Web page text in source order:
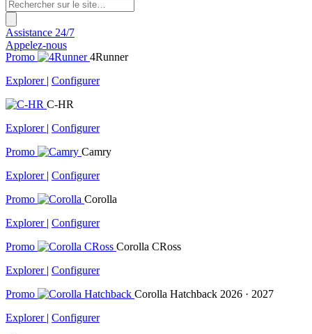
Assistance 24/7
Appelez-nous
Promo
4Runner
Explorer | Configurer
C-HR
Explorer | Configurer
Promo
Camry
Explorer | Configurer
Promo
Corolla
Explorer | Configurer
Promo
Corolla CRoss
Explorer | Configurer
Promo
Corolla Hatchback 2026 · 2027
Explorer | Configurer